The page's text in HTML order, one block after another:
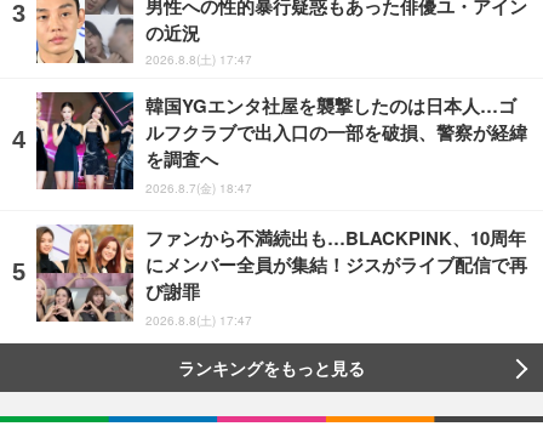
男性への性的暴行疑惑もあった俳優ユ・アイン
の近況
2026.8.8(土) 17:47
韓国YGエンタ社屋を襲撃したのは日本人…ゴ
ルフクラブで出入口の一部を破損、警察が経緯
を調査へ
2026.8.7(金) 18:47
ファンから不満続出も…BLACKPINK、10周年
にメンバー全員が集結！ジスがライブ配信で再
び謝罪
2026.8.8(土) 17:47
ランキングをもっと見る